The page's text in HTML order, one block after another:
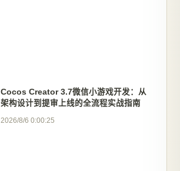
Cocos Creator 3.7微信小游戏开发：从
架构设计到提审上线的全流程实战指南
2026/8/6 0:00:25